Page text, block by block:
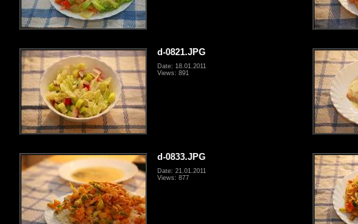
d-0821.JPG
Date: 18.01.2011
Views: 891
d-0833.JPG
Date: 21.01.2011
Views: 877